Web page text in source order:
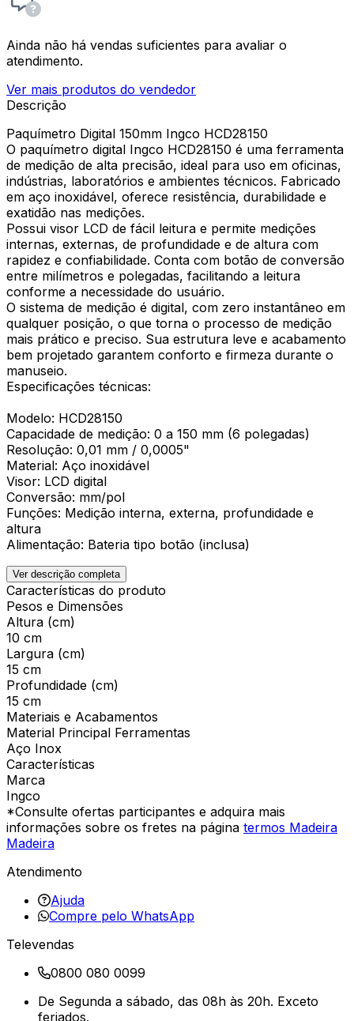
Ainda não há vendas suficientes para avaliar o
atendimento.
Ver mais produtos do vendedor
Descrição
Paquímetro Digital 150mm Ingco HCD28150
O paquímetro digital Ingco HCD28150 é uma ferramenta
de medição de alta precisão, ideal para uso em oficinas,
indústrias, laboratórios e ambientes técnicos. Fabricado
em aço inoxidável, oferece resistência, durabilidade e
exatidão nas medições.
Possui visor LCD de fácil leitura e permite medições
internas, externas, de profundidade e de altura com
rapidez e confiabilidade. Conta com botão de conversão
entre milímetros e polegadas, facilitando a leitura
conforme a necessidade do usuário.
O sistema de medição é digital, com zero instantâneo em
qualquer posição, o que torna o processo de medição
mais prático e preciso. Sua estrutura leve e acabamento
bem projetado garantem conforto e firmeza durante o
manuseio.
Especificações técnicas:
Modelo: HCD28150
Capacidade de medição: 0 a 150 mm (6 polegadas)
Resolução: 0,01 mm / 0,0005"
Material: Aço inoxidável
Visor: LCD digital
Conversão: mm/pol
Funções: Medição interna, externa, profundidade e
altura
Alimentação: Bateria tipo botão (inclusa)
Ver descrição completa
Características do produto
Pesos e Dimensões
Altura (cm)
10 cm
Largura (cm)
15 cm
Profundidade (cm)
15 cm
Materiais e Acabamentos
Material Principal Ferramentas
Aço Inox
Características
Marca
Ingco
*Consulte ofertas participantes e adquira mais
informações sobre os fretes na página termos Madeira
Madeira
Atendimento
Ajuda
Compre pelo WhatsApp
Televendas
0800 080 0099
De Segunda a sábado, das 08h às 20h. Exceto
feriados.